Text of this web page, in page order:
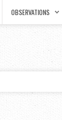
OBSERVATIONS